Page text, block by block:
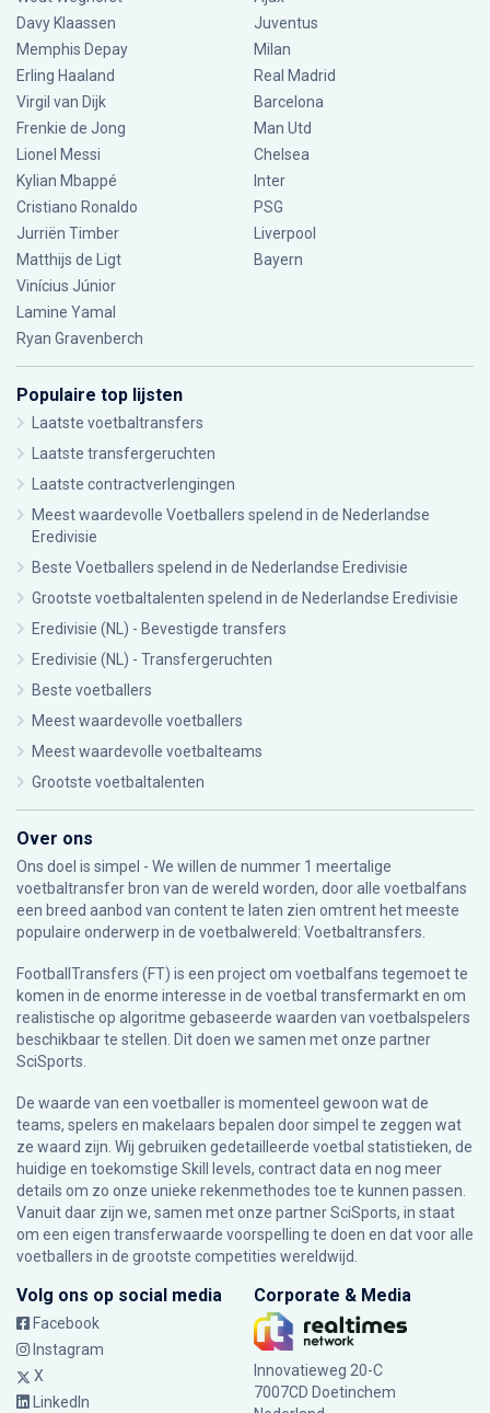
Davy Klaassen
Memphis Depay
Erling Haaland
Virgil van Dijk
Frenkie de Jong
Lionel Messi
Kylian Mbappé
Cristiano Ronaldo
Jurriën Timber
Matthijs de Ligt
Vinícius Júnior
Lamine Yamal
Ryan Gravenberch
Juventus
Milan
Real Madrid
Barcelona
Man Utd
Chelsea
Inter
PSG
Liverpool
Bayern
Populaire top lijsten
Laatste voetbaltransfers
Laatste transfergeruchten
Laatste contractverlengingen
Meest waardevolle Voetballers spelend in de Nederlandse
Eredivisie
Beste Voetballers spelend in de Nederlandse Eredivisie
Grootste voetbaltalenten spelend in de Nederlandse Eredivisie
Eredivisie (NL) - Bevestigde transfers
Eredivisie (NL) - Transfergeruchten
Beste voetballers
Meest waardevolle voetballers
Meest waardevolle voetbalteams
Grootste voetbaltalenten
Over ons
Ons doel is simpel - We willen de nummer 1 meertalige
voetbaltransfer bron van de wereld worden, door alle voetbalfans
een breed aanbod van content te laten zien omtrent het meeste
populaire onderwerp in de voetbalwereld: Voetbaltransfers.
FootballTransfers (FT) is een project om voetbalfans tegemoet te
komen in de enorme interesse in de voetbal transfermarkt en om
realistische op algoritme gebaseerde waarden van voetbalspelers
beschikbaar te stellen. Dit doen we samen met onze partner
SciSports
De waarde van een voetballer is momenteel gewoon wat de
teams, spelers en makelaars bepalen door simpel te zeggen wat
ze waard zijn. Wij gebruiken gedetailleerde voetbal statistieken, de
huidige en toekomstige Skill levels, contract data en nog meer
details om zo onze unieke rekenmethodes toe te kunnen passen.
Vanuit daar zijn we, samen met onze partner SciSports, in staat
om een eigen transferwaarde voorspelling te doen en dat voor alle
voetballers in de grootste competities wereldwijd.
Volg ons op social media
Facebook
Instagram
X
LinkedIn
Corporate & Media
Innovatieweg 20-C
7007CD Doetinchem